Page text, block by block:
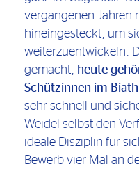
vergangenen Jahren
hineingesteckt, um
weiterzuentwickeln.
gemacht, heute
Schützinnen im
sehr schnell und
Weidel selbst den
ideale Disziplin für
Bewerb vier Mal an